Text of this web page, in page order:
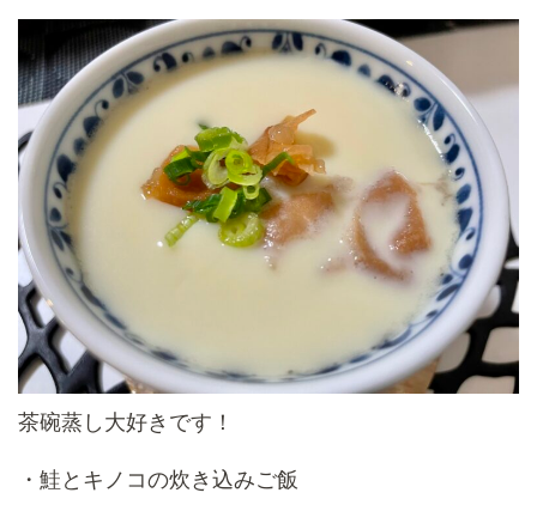
茶碗蒸し大好きです！
・鮭とキノコの炊き込みご飯